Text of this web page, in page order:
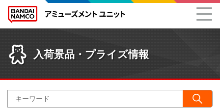
入荷景品・プライズ情報